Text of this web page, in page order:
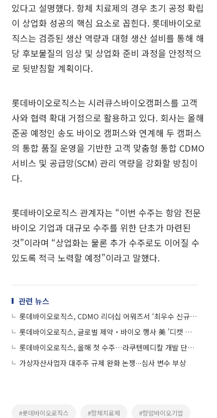
있다고 설명했다. 항체 치료제의 경우 초기 공정 확립
이 상업화 성공의 핵심 요소로 꼽힌다. 롯데바이오로
직스는 검증된 생산 역량과 대형 생산 설비를 통해 해
당 후보물질의 임상 및 상업화 준비 과정을 안정적으
로 뒷받침할 계획이다.
롯데바이오로직스는 시러큐스바이오캠퍼스를 고객
사와 협력 확대 거점으로 활용하고 있다. 회사는 올해
준공 예정인 송도 바이오 캠퍼스와 연계해 두 캠퍼스
의 통합 품질 운영을 기반한 고객 맞춤형 통합 CDMO
서비스 및 공급망(SCM) 관리 역량을 강화할 방침이
다.
롯데바이오로직스 관계자는 “이번 수주는 항암 전문
바이오 기업과 대규모 수주를 위한 단초가 마련된
것”이라며 “상업화는 물론 추가 수주로도 이어질 수
있도록 적극 노력할 예정”이라고 말했다.
관련 뉴스
롯데바이오로직스, CDMO 리더십 어워즈서 ‘최우수 신규‧재런칭 CDMO’ 수상
롯데바이오로직스, 글로벌 제약‧바이오 행사 美 ’디캣 위크’ 참가
롯데바이오로직스, 올해 첫 수주…라쿠텐메디칼 개발 단계 물질 생산
가상자산사업자 대주주 규제 완화 논쟁∙∙∙심사 변수 부상
#롯데바이오로직스 #항체치료제 #항암바이오기업